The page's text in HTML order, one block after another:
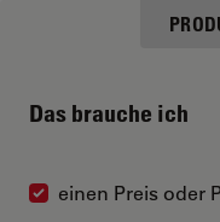
Das brauche ich
einen Preis oder